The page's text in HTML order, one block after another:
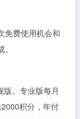
免费使用机会和
。专业版每月
积分，年付